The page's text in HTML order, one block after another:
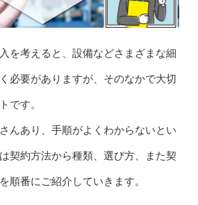
を考えると、設備などさまざまな細
必要がありますが、そのなかで大切
です。
んあり、手順がよくわからないとい
契約方法から種類、選び方、また契
順番にご紹介していきます。